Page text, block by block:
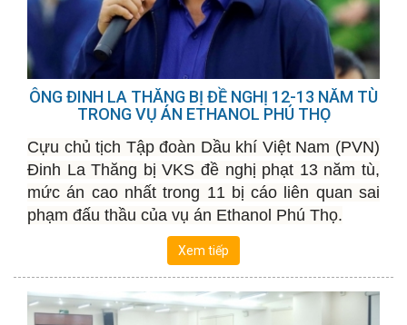
ÔNG ĐINH LA THĂNG BỊ ĐỀ NGHỊ 12-13 NĂM TÙ
TRONG VỤ ÁN ETHANOL PHÚ THỌ
Cựu chủ tịch Tập đoàn Dầu khí Việt Nam (PVN)
Đinh La Thăng bị VKS đề nghị phạt 13 năm tù,
mức án cao nhất trong 11 bị cáo liên quan sai
phạm đấu thầu của vụ án Ethanol Phú Thọ.
Xem tiếp